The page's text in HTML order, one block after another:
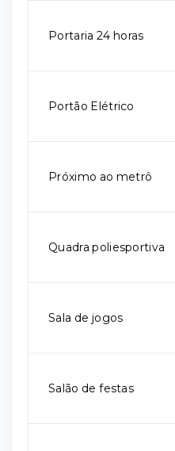
Portaria 24 horas
Portão Elétrico
Próximo ao metrô
Quadra poliesportiva
Sala de jogos
Salão de festas